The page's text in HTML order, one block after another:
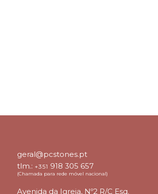
geral@pcstones.pt
tlm.: +351 918 305 657
(Chamada para rede móvel nacional)
Avenida da Igreja, Nº2 R/C Esq.